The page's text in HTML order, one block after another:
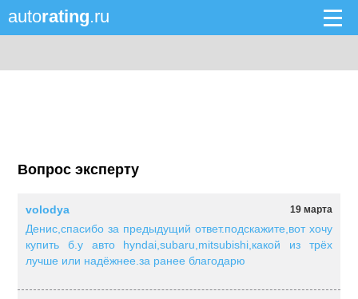
autorating.ru
Вопрос эксперту
19 марта
volodya
Денис,спасибо за предыдущий ответ.подскажите,вот хочу
купить б.у авто hyndai,subaru,mitsubishi,какой из трёх
лучше или надёжнее.за ранее благодарю